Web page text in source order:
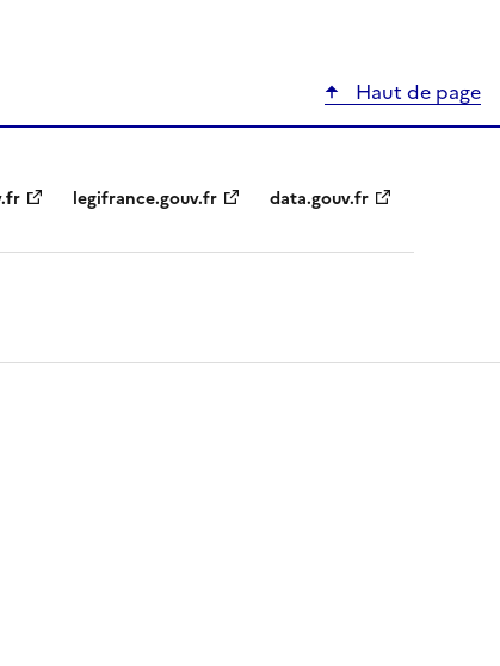
Haut de page
legifrance.gouv.fr data.gouv.fr